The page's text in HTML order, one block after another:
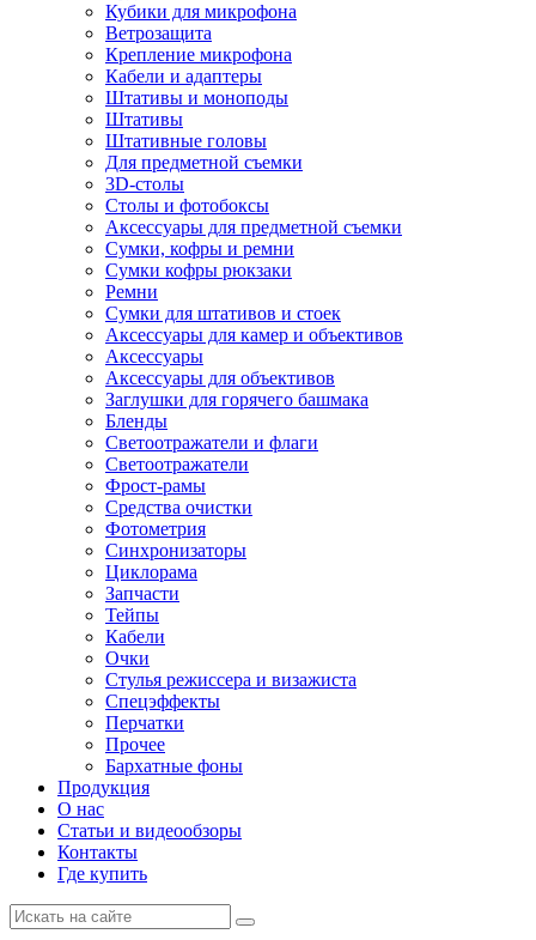
Кубики для микрофона
Ветрозащита
Крепление микрофона
Кабели и адаптеры
Штативы и моноподы
Штативы
Штативные головы
Для предметной съемки
3D-столы
Столы и фотобоксы
Аксессуары для предметной съемки
Сумки, кофры и ремни
Сумки кофры рюкзаки
Ремни
Сумки для штативов и стоек
Аксессуары для камер и объективов
Аксессуары
Аксессуары для объективов
Заглушки для горячего башмака
Бленды
Светоотражатели и флаги
Светоотражатели
Фрост-рамы
Средства очистки
Фотометрия
Синхронизаторы
Циклорама
Запчасти
Тейпы
Кабели
Очки
Стулья режиссера и визажиста
Спецэффекты
Перчатки
Прочее
Бархатные фоны
Продукция
О нас
Статьи и видеообзоры
Контакты
Где купить